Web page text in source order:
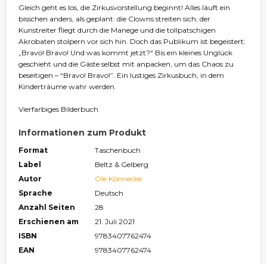
Gleich geht es los, die Zirkusvorstellung beginnt! Alles läuft ein
bisschen anders, als geplant: die Clowns streiten sich, der
Kunstreiter fliegt durch die Manege und die tollpatschigen
Akrobaten stolpern vor sich hin. Doch das Publikum ist begeistert:
„Bravo! Bravo! Und was kommt jetzt?“ Bis ein kleines Unglück
geschieht und die Gäste selbst mit anpacken, um das Chaos zu
beseitigen – “Bravo! Bravo!”. Ein lustiges Zirkusbuch, in dem
Kinderträume wahr werden.
Vierfarbiges Bilderbuch
Informationen zum Produkt
Format
Taschenbuch
Label
Beltz & Gelberg
Autor
Ole Könnecke
Sprache
Deutsch
Anzahl Seiten
28
Erschienen am
21. Juli 2021
ISBN
9783407762474
EAN
9783407762474